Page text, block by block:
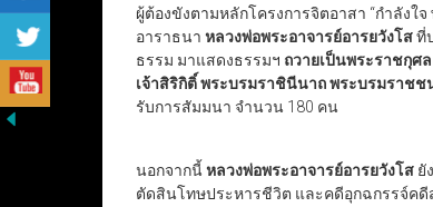
ผู้ต้องขังตามหลักโครงการจิตอาสา “กำลัง
อาราธนา หลวงพ่อพระอาจารย์อารยวังโสที่
ธรรม มาแสดงธรรมฯ ถวายเป็นพระราชกุศล
เจ้าสิริกิติ์ พระบรมราชินีนาถ พระบรมราช
รับการสัมมนา จำนวน 180 คน
นอกจากนี้หลวงพ่อพระอาจารย์อารยวังโส ยั
ตัดสินโทษประหารชีวิต และคดีอุกฉกรรจ์ค